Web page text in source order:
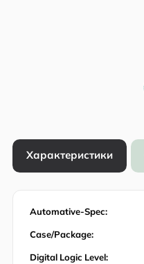
Характеристики
Automative-Spec:
Case/Package:
Digital Logic Level: